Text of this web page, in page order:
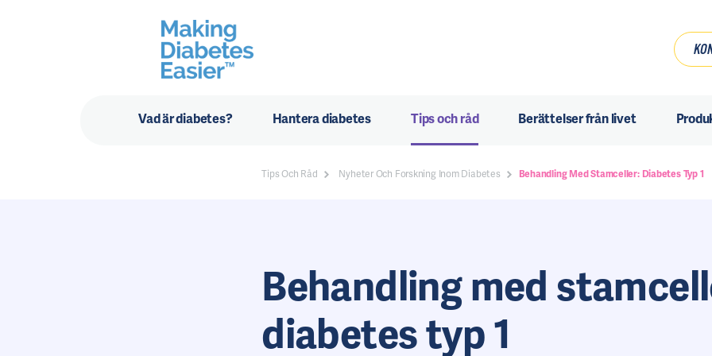
Vad är diabetes? Hantera diabetes Tips och råd Berättelser från livet
Tips Och Råd Nyheter Och Forskning Inom Diabetes Behandling Med Stamceller: Diabetes Typ 1
Behandling med
diabetes typ 1